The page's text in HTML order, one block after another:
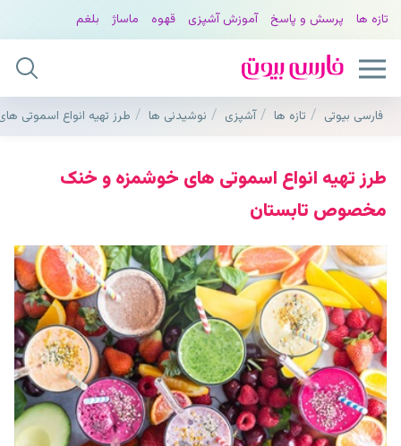
تازه ها پرسش و پاسخ آموزش آشپزی قهوه ماساژ بلغم
فارسی بیوتی تازه ها آشپزی نوشیدنی ها طرز تهیه انواع
طرز تهیه انواع اسموتی های خوشمزه و خنک
مخصوص تابستان